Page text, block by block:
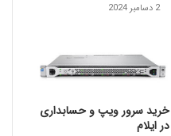
2 دسامبر 2024
خرید سرور ویپ و حسابداری
در ایلام